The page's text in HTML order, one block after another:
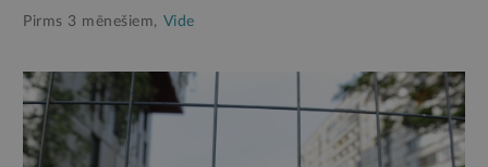
Pirms 3 mēnešiem, Vide